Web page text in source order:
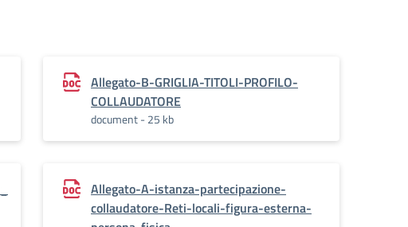
Allegato-B-GRIGLIA-TITOLI-PROFILO-
COLLAUDATORE
document - 25 kb
Allegato-A-istanza-partecipazione-
collaudatore-Reti-locali-figura-esterna-